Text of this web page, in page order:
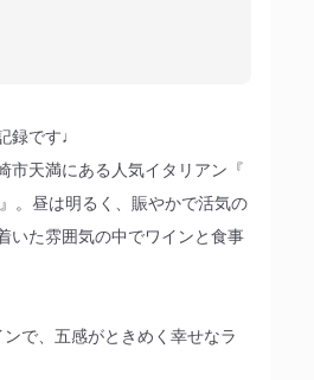
録です♩
市天満にある人気イタリアン『
。昼は明るく、賑やかで活気の
いた雰囲気の中でワインと食事
で、五感がときめく幸せなラ